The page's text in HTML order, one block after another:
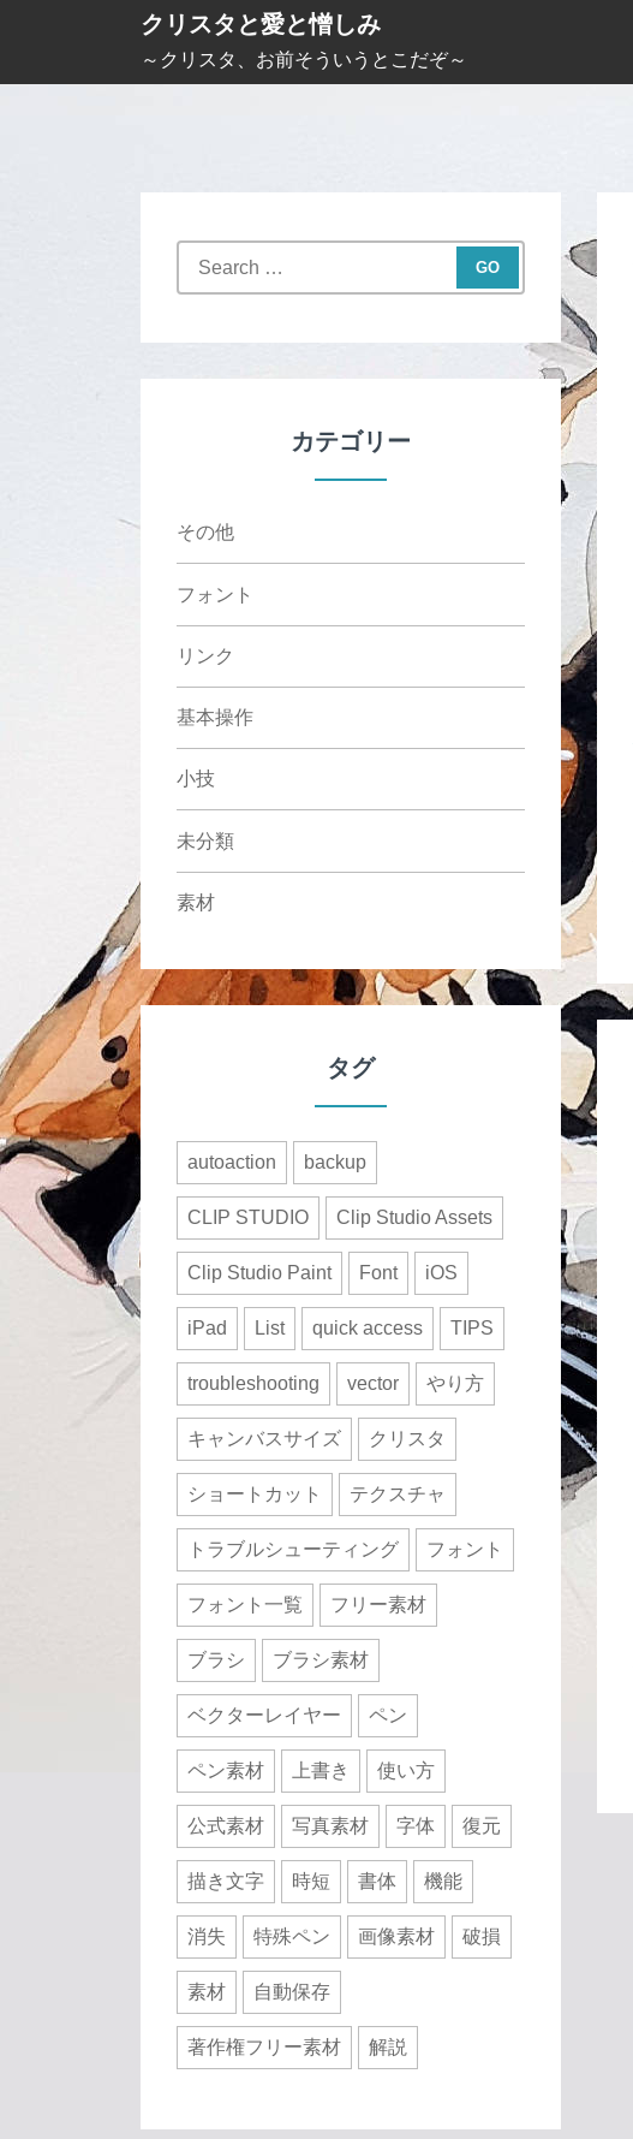
i
クリスタと愛と憎しみ
～クリスタ、お前そういうとこだぞ～
カテゴリー
その他
フォント
リンク
基本操作
小技
未分類
素材
タグ
autoaction backup
CLIP STUDIO Clip Studio Assets
Clip Studio Paint Font iOS
iPad List quick access TIPS
troubleshooting vector やり方
キャンバスサイズ クリスタ
ショートカット テクスチャ
トラブルシューティング フォント
フォント一覧 フリー素材
ブラシ ブラシ素材
ベクターレイヤー ペン
ペン素材 上書き 使い方
公式素材 写真素材 字体 復元
描き文字 時短 書体 機能
消失 特殊ペン 画像素材 破損
素材 自動保存
著作権フリー素材 解説